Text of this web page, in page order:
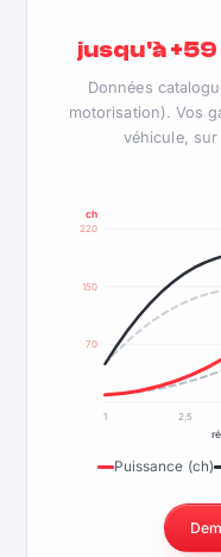
jusqu'à +59
Données
motorisation). Vos
véhicule,
70
150
220
ch
1 2,5
Puissance (ch)